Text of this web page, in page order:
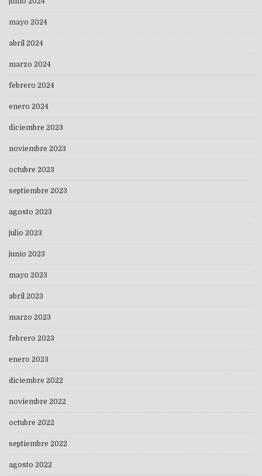
mayo 2024
abril 2024
marzo 2024
febrero 2024
enero 2024
diciembre 2023
noviembre 2023
octubre 2023
septiembre 2023
agosto 2023
julio 2023
junio 2023
mayo 2023
abril 2023
marzo 2023
febrero 2023
enero 2023
diciembre 2022
noviembre 2022
octubre 2022
septiembre 2022
agosto 2022